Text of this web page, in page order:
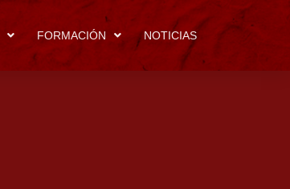
FORMACIÓN NOTICIAS